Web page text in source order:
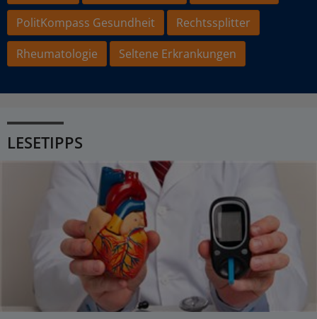
PolitKompass Gesundheit
Rechtssplitter
Rheumatologie
Seltene Erkrankungen
LESETIPPS